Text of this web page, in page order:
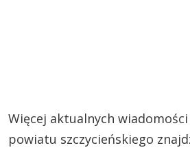
Więcej aktualnych
powiatu szczycieńskiego